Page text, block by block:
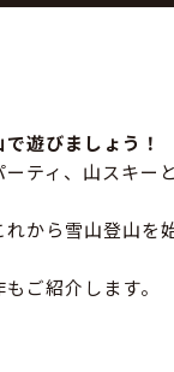
遊びましょう！
ティ、山スキー
から雪山登山を
ご紹介します。